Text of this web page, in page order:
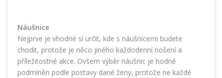
Náušnice
Nejprve je vhodné si určit, kde s náušnicemi budete
chodit, protože je něco jiného každodenní nošení a
příležitostné akce. Ovšem výběr náušnic je hodně
podmíněn podle postavy dané ženy, protože ne každé